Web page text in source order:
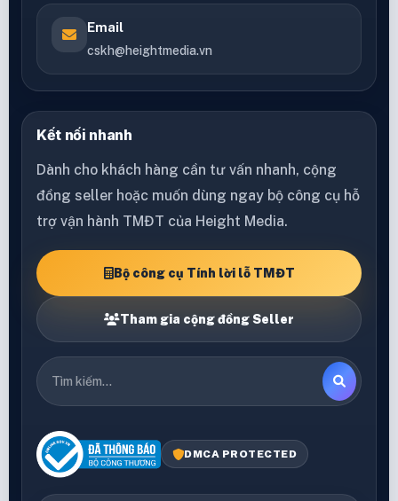
Email
cskh@heightmedia.vn
Kết nối nhanh
Dành cho khách hàng cần tư vấn nhanh, cộng
đồng seller hoặc muốn dùng ngay bộ công cụ hỗ
trợ vận hành TMĐT của Height Media.
Bộ công cụ Tính lời lỗ TMĐT
Tham gia cộng đồng Seller
DMCA PROTECTED